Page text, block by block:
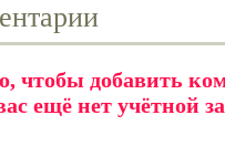
чтобы добавить
ещё нет учётной